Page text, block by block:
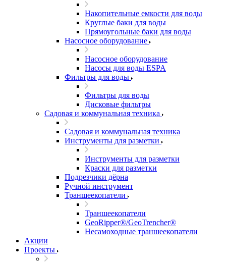
Накопительные емкости для воды
Круглые баки для воды
Прямоугольные баки для воды
Насосное оборудование
Насосное оборудование
Насосы для воды ESPA
Фильтры для воды
Фильтры для воды
Дисковые фильтры
Садовая и коммунальная техника
Садовая и коммунальная техника
Инструменты для разметки
Инструменты для разметки
Краски для разметки
Подрезчики дёрна
Ручной инструмент
Траншеекопатели
Траншеекопатели
GeoRipper®/GeoTrencher®
Несамоходные траншеекопатели
Акции
Проекты